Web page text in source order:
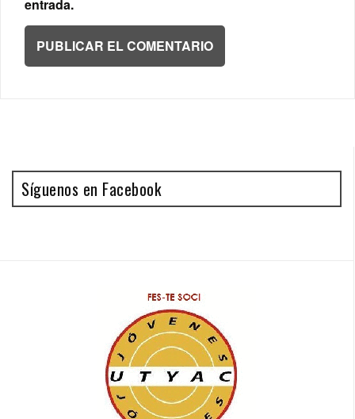
entrada.
Síguenos en Facebook